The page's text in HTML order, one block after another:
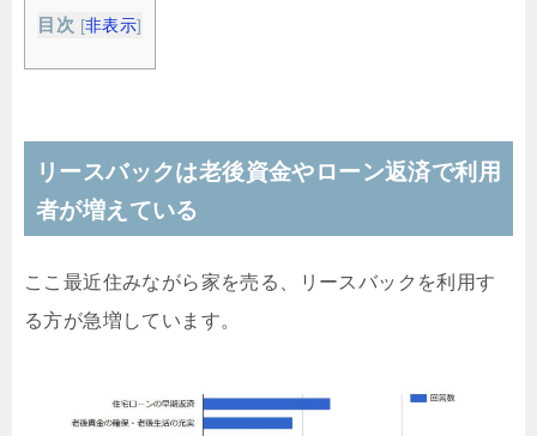
目次 [非表示]
リースバックは老後資金やローン返済で利用
者が増えている
ここ最近住みながら家を売る、リースバックを利用す
る方が急増しています。